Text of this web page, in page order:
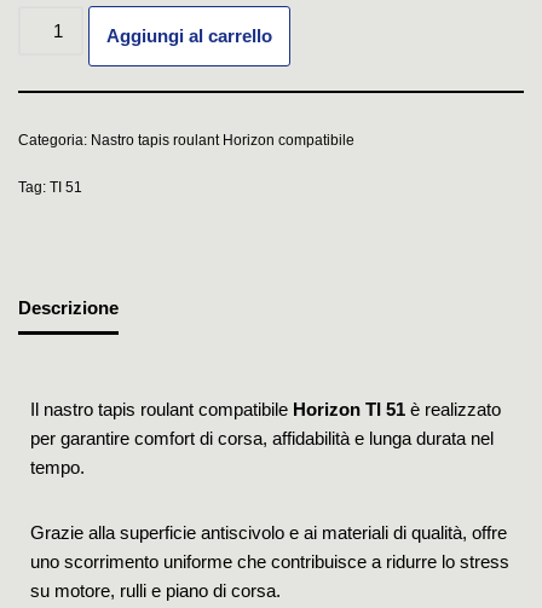
Aggiungi al carrello
Categoria: Nastro tapis roulant Horizon compatibile
Tag: TI 51
Descrizione
Il nastro tapis roulant compatibile Horizon TI 51 è realizzato
per garantire comfort di corsa, affidabilità e lunga durata nel
tempo.
Grazie alla superficie antiscivolo e ai materiali di qualità, offre
uno scorrimento uniforme che contribuisce a ridurre lo stress
su motore, rulli e piano di corsa.